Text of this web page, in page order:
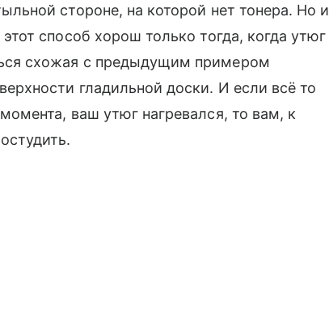
стороне, на которой нет тонера. Но и
способ хорош только тогда, когда утюг
схожая с предыдущим примером
гладильной доски. И если всё то
ваш утюг нагревался, то вам, к